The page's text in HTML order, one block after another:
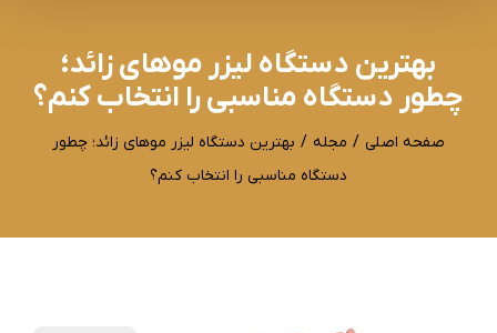
بهترین دستگاه لیزر موهای زائد؛
چطور دستگاه مناسبی را انتخاب کنم؟
صفحه اصلی / مجله / بهترین دستگاه لیزر موهای زائد؛ چطور
دستگاه مناسبی را انتخاب کنم؟